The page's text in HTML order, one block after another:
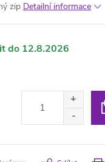
zip Detailní informace
12.8.2026